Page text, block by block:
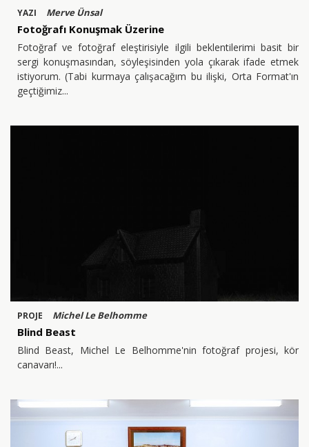
YAZI Merve Ünsal
Fotoğrafı Konuşmak Üzerine
Fotoğraf ve fotoğraf eleştirisiyle ilgili beklentilerimi basit bir
sergi konuşmasından, söyleşisinden yola çıkarak ifade etmek
istiyorum. (Tabi kurmaya çalışacağım bu ilişki, Orta Format'ın
geçtiğimiz
PROJE Michel Le Belhomme
Blind Beast
Blind Beast, Michel Le Belhomme'nin fotoğraf projesi, kör
canavarı!